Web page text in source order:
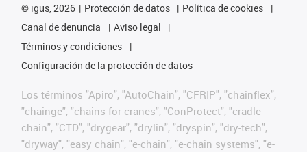
© igus, 2026 Protección de datos
Política de cookies
Canal de denuncia
Aviso legal
Términos y condiciones
Configuración de la protección de datos
Los términos "Apiro", "AutoChain", "CFRIP", "chainflex",
"chainge", "chains for cranes", "ConProtect", "cradle-
chain", "CTD", "drygear", "drylin", "dryspin", "dry-tech",
"dryway", "easy chain", "e-chain", "e-chain systems", "e-